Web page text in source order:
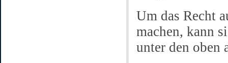
Um das Recht
machen, kann
unter den oben